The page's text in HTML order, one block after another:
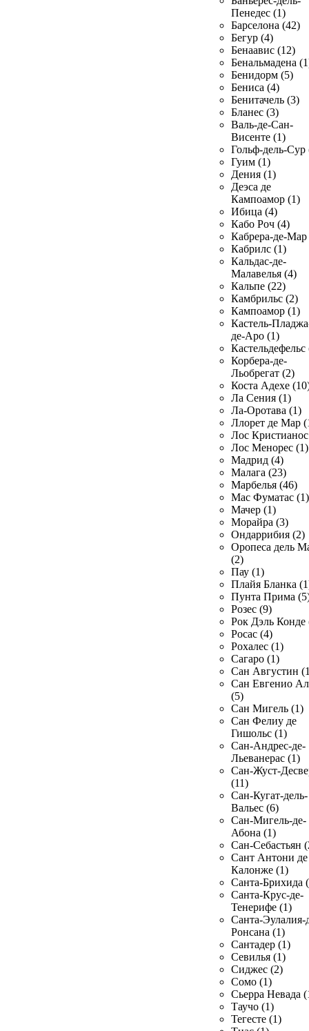
Пенедес (1)
Барселона (42)
Бегур (4)
Бенаавис (12)
Бенальмадена
Бенидорм (5)
Бениса (4)
Бенитачель (3)
Бланес (3)
Валь-де-Сан-
Висенте (1)
Гольф-дель-Сур
Гуим (1)
Дения (1)
Деэса де
Кампоамор (1)
Ибица (4)
Кабо Роч (4)
Кабрера-де-Мар
Кабрилс (1)
Кальдас-де-
Малавелья (4)
Кальпе (22)
Камбрильс (2)
Кампоамор (1)
Кастель-
де-Аро (1)
Кастельдефельс
Корбера-де-
Льобрегат (2)
Коста Адехе
Ла Сения (1)
Ла-Оротава (1)
Ллорет де Мар
Лос
Лос Менорес (1)
Мадрид (4)
Малага (23)
Марбелья (46)
Мас Фуматас (1)
Мачер (1)
Морайра (3)
Ондаррибия (2)
Оропеса дель
(2)
Пау (1)
Плайя Бланка
Пунта Прима
Розес (9)
Рок Дэль Конде
Росас (4)
Рохалес (1)
Сагаро (1)
Сан Августин
Сан Евгенио
(5)
Сан Мигель (1)
Сан Фелиу де
Гишольс (1)
Сан-Андрес-де-
Льеванерас (1)
Сан-Жуст-
(11)
Сан-Кугат-дель-
Вальес (6)
Сан-Мигель-де-
Абона (1)
Сан-Себастьян
Сант Антони де
Калонже (1)
Санта-Брихида
Санта-Крус-де-
Тенерифе (1)
Санта-Эулалия-
Ронсана (1)
Сантадер (1)
Севилья (1)
Сиджес (2)
Сомо (1)
Сьерра Невада
Таучо (1)
Тегесте (1)